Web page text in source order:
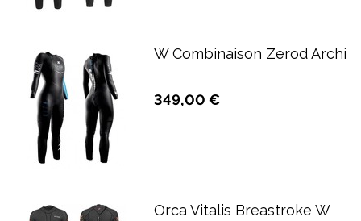
W Combinaison Zerod Archi
349,00 €
Orca Vitalis Breastroke W